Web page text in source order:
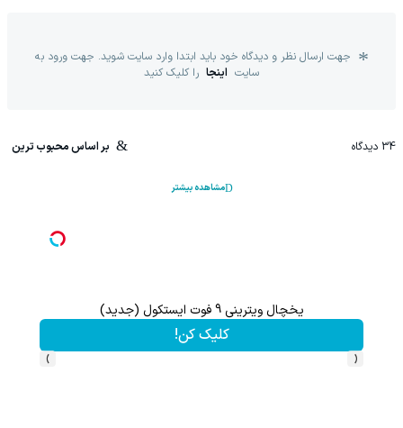
جهت ارسال نظر و دیدگاه خود باید ابتدا وارد سایت شوید. جهت ورود به
سایت اینجا را کلیک کنید
34 دیدگاه بر اساس محبوب ترین
مشاهده بیشتر
یخچال ویترینی 9 فوت ایستکول (جدید)
کلیک کن!
‹
›